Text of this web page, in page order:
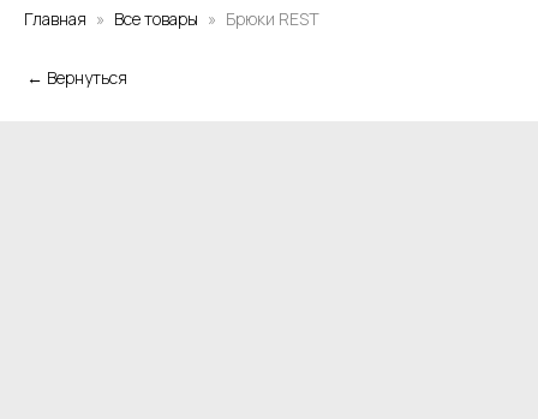
Главная Все товары Брюки REST
← Вернуться